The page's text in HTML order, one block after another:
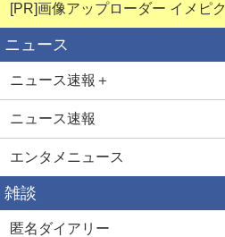
[PR]画像アップローダー イメピク
ニュース
ニュース速報＋
ニュース速報
エンタメニュース
雑談
匿名ダイアリー